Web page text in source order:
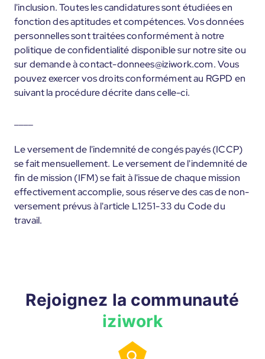
l'inclusion. Toutes les candidatures sont étudiées en
fonction des aptitudes et compétences. Vos données
personnelles sont traitées conformément à notre
politique de confidentialité disponible sur notre site ou
sur demande à contact-donnees@iziwork.com. Vous
pouvez exercer vos droits conformément au RGPD en
suivant la procédure décrite dans celle-ci.
Le versement de l'indemnité de congés payés (ICCP)
se fait mensuellement. Le versement de l'indemnité de
fin de mission (IFM) se fait à l'issue de chaque mission
effectivement accomplie, sous réserve des cas de non-
versement prévus à l'article L1251-33 du Code du
travail.
Rejoignez la communauté
iziwork